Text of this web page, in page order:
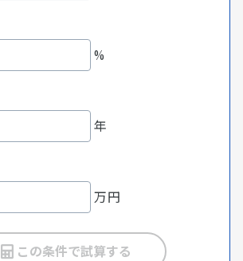
%
年
万円
この条件で試算する